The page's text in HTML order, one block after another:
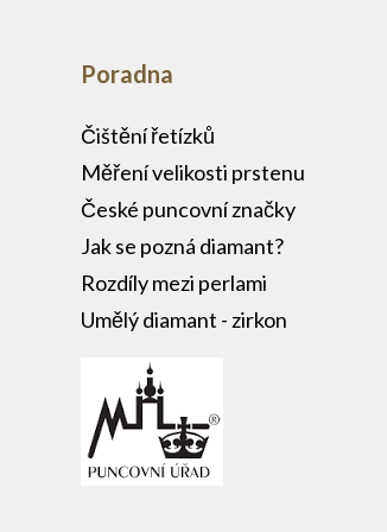
Poradna
Čištění řetízků
Měření velikosti prstenu
České puncovní značky
Jak se pozná diamant?
Rozdíly mezi perlami
Umělý diamant - zirkon